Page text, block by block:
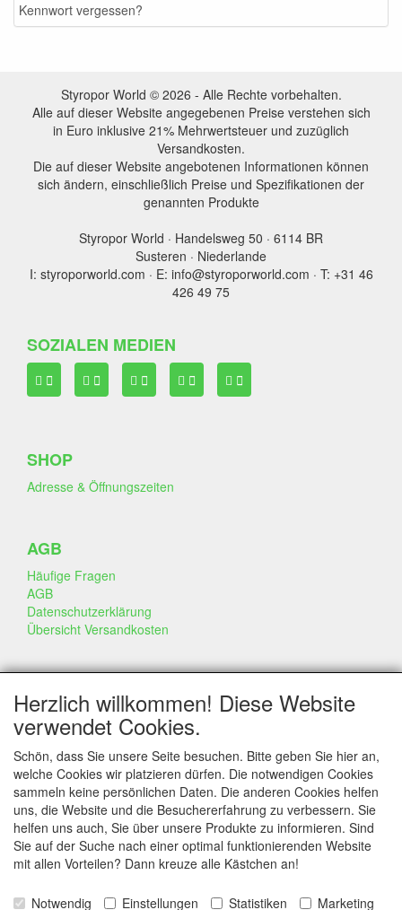
Kennwort vergessen?
Styropor World © 2026 - Alle Rechte vorbehalten.
Alle auf dieser Website angegebenen Preise verstehen sich
in Euro inklusive 21% Mehrwertsteuer und zuzüglich
Versandkosten.
Die auf dieser Website angebotenen Informationen können
sich ändern, einschließlich Preise und Spezifikationen der
genannten Produkte
Styropor World · Handelsweg 50 · 6114 BR
Susteren · Niederlande
I: styroporworld.com · E: info@styroporworld.com · T: +31 46
426 49 75
SOZIALEN MEDIEN
SHOP
Adresse & Öffnungszeiten
AGB
Häufige Fragen
AGB
Datenschutzerklärung
Übersicht Versandkosten
GESCHÄFT & INFO
Kontakt
Firmen Information
Portfolio
Disclaimer
Statement & Umwelt
Torten mit Dummies
SERVICE
Tipps & Tricks
Herzlich willkommen! Diese Website
verwendet Cookies.
Schön, dass Sie unsere Seite besuchen. Bitte geben Sie hier an,
welche Cookies wir platzieren dürfen. Die notwendigen Cookies
sammeln keine persönlichen Daten. Die anderen Cookies helfen
uns, die Website und die Besuchererfahrung zu verbessern. Sie
helfen uns auch, Sie über unsere Produkte zu informieren. Sind
Sie auf der Suche nach einer optimal funktionierenden Website
mit allen Vorteilen? Dann kreuze alle Kästchen an!
Notwendig Einstellungen Statistiken Marketing